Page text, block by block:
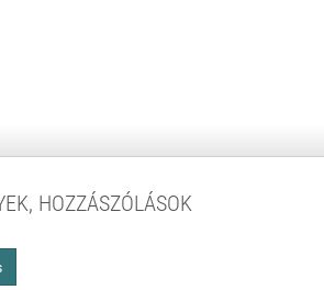
HOZZÁSZÓLÁSOK